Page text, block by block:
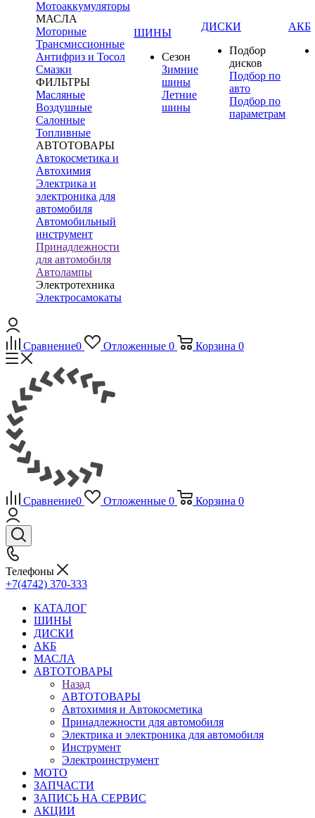
Мотоаккумуляторы
МАСЛА
Моторные
Трансмиссионные
Антифриз и Тосол
Смазки
ФИЛЬТРЫ
Масляные
Воздушные
Салонные
Топливные
АВТОТОВАРЫ
Автокосметика и
Автохимия
Электрика и
электроника для
автомобиля
Автомобильный
инструмент
Принадлежности
для автомобиля
Автолампы
Электротехника
Электросамокаты
ШИНЫ
Сезон
Зимние
шины
Летние
шины
ДИСКИ
Подбор
дисков
Подбор по
авто
Подбор по
параметрам
АКБ
Сравнение0 Отложенные 0 Корзина 0
Сравнение0 Отложенные 0 Корзина 0
Телефоны
+7(4742) 370-333
КАТАЛОГ
ШИНЫ
ДИСКИ
АКБ
МАСЛА
АВТОТОВАРЫ
Назад
АВТОТОВАРЫ
Автохимия и Автокосметика
Принадлежности для автомобиля
Электрика и электроника для автомобиля
Инструмент
Электроинструмент
МОТО
ЗАПЧАСТИ
ЗАПИСЬ НА СЕРВИС
АКЦИИ